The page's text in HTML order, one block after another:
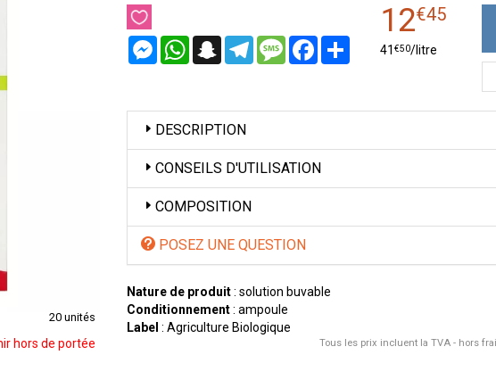
20 unités
hors de portée
MessengerWhatsAppSnapchatTelegramMessageFacebookPartager
12€45
41 €50/litre
DESCRIPTION
CONSEILS D'UTILISATION
COMPOSITION
POSEZ UNE QUESTION
Nature de produit: solution buvable
Conditionnement: ampoule
Label : Agriculture Biologique
Tous les prix incluent la TVA - hors